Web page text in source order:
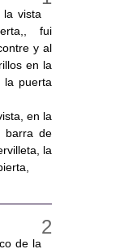
vista
fui
y al
en la
la puerta
en la
barra de
la
de la